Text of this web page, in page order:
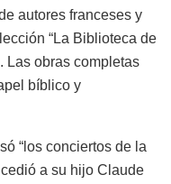
autores franceses y
“La Biblioteca de
Las obras completas
bíblico y
“los conciertos de la
a su hijo Claude